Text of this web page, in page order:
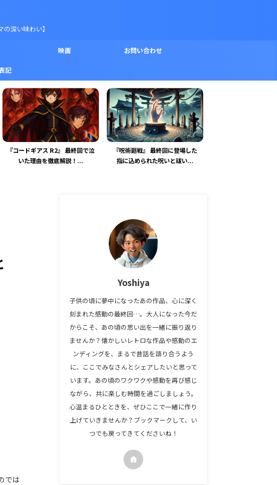
深い味わい】
映画 お問い合わせ
記
『コードギアス R2』 最終回で泣
いた理由を徹底解説！...
『呪術廻戦』 最終回に登場した
指に込められた呪いと祓い...
では
Yoshiya
子供の頃に夢中になったあの作品、心に深く
刻まれた感動の最終回…。大人になった今だ
からこそ、あの頃の思い出を一緒に振り返り
ませんか？懐かしいレトロな作品や感動のエ
ンディングを、まるで昔話を語り合うよう
に、ここでみなさんとシェアしたいと思って
います。あの頃のワクワクや感動を再び感じ
ながら、共に楽しむ時間を過ごしましょう。
心温まるひとときを、ぜひここで一緒に作り
上げていきませんか？ブックマークして、い
つでも戻ってきてくださいね！